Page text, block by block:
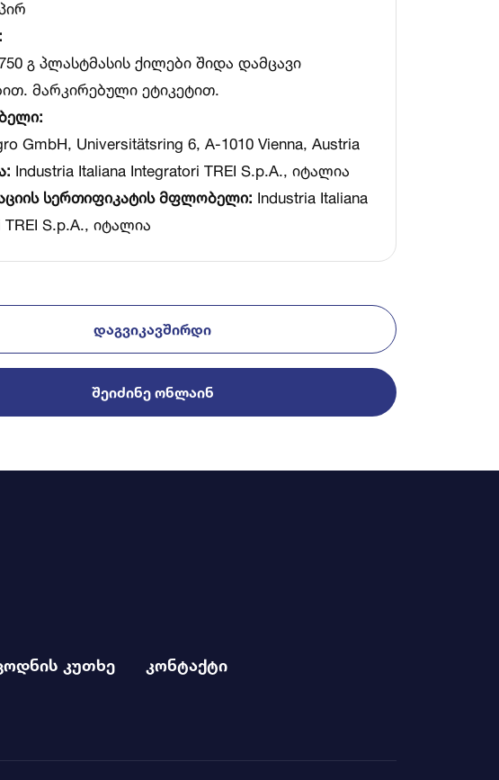
გ პლასტმასის ქილები შიდა დამცავი
მარკირებული ეტიკეტით.
GmbH, Universitätsring 6, A-1010 Vienna, Austria
Industria Italiana Integratori TREI S.p.A., იტალია
სერთიფიკატის მფლობელი: Industria Italiana
TREI S.p.A., იტალია
ᲓᲐᲒᲕᲘᲙᲐᲕᲨᲘᲠᲓᲘ
ᲨᲔᲘᲫᲘᲜᲔ ᲝᲜᲚᲐᲘᲜ
კუთხე კონტაქტი